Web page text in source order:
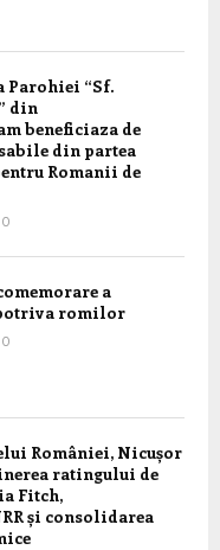
Parohiei “Sf.
din
beneficiaza de
din partea
Romanii de
0
a
romilor
0
României, Nicușor
ratingului de
Fitch,
și consolidarea